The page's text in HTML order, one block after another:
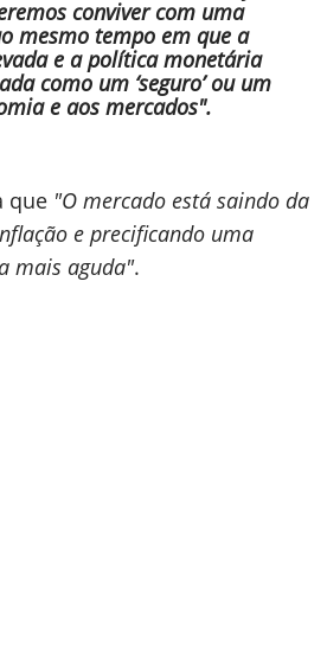
conviver com uma
mesmo tempo em que a
e a política monetária
como um ‘seguro’ ou um
e aos mercados".
que "O mercado está saindo da
e precificando uma
mais aguda".